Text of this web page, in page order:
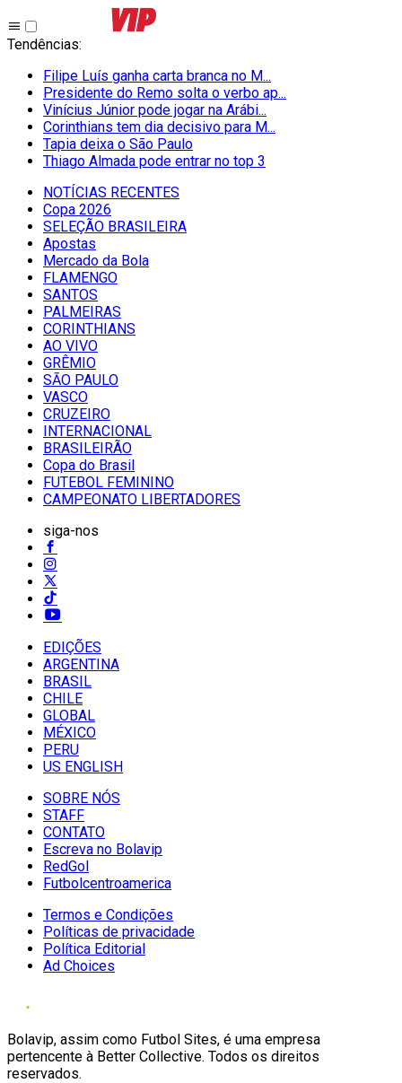
Tendências:
Filipe Luís ganha carta branca no M...
Presidente do Remo solta o verbo ap...
Vinícius Júnior pode jogar na Arábi...
Corinthians tem dia decisivo para M...
Tapia deixa o São Paulo
Thiago Almada pode entrar no top 3
NOTÍCIAS RECENTES
Copa 2026
SELEÇÃO BRASILEIRA
Apostas
Mercado da Bola
FLAMENGO
SANTOS
PALMEIRAS
CORINTHIANS
AO VIVO
GRÊMIO
SĀO PAULO
VASCO
CRUZEIRO
INTERNACIONAL
BRASILEIRÃO
Copa do Brasil
FUTEBOL FEMININO
CAMPEONATO LIBERTADORES
siga-nos
EDIÇÕES
ARGENTINA
BRASIL
CHILE
GLOBAL
MÉXICO
PERU
US ENGLISH
SOBRE NÓS
STAFF
CONTATO
Escreva no Bolavip
RedGol
Futbolcentroamerica
Termos e Condições
Políticas de privacidade
Política Editorial
Ad Choices
Bolavip, assim como Futbol Sites, é uma empresa
pertencente à Better Collective. Todos os direitos
reservados.